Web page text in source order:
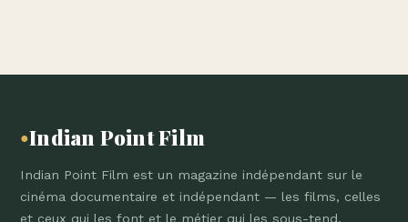
●Indian Point Film
Indian Point Film est un magazine indépendant sur le
cinéma documentaire et indépendant — les films, celles
et ceux qui les font et le métier qui les sous-tend.